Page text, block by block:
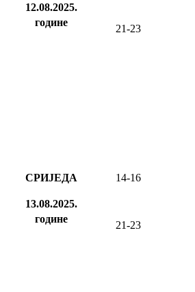
12.08.2025.
године
21-23
СРИЈЕДА
13.08.2025.
године
14-16
21-23